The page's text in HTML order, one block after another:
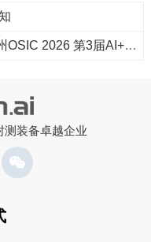
下一篇：会议邀请 | 与您相约苏州OSIC 2026 第3届AI+光电智联大会，共话光电产业新未来
测装备卓越企业